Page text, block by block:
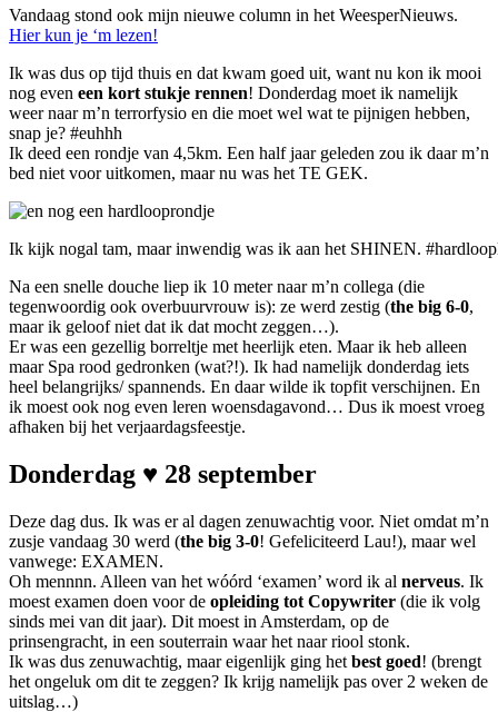
Vandaag stond ook mijn nieuwe column in het WeesperNieuws.
Hier kun je ‘m lezen!
Ik was dus op tijd thuis en dat kwam goed uit, want nu kon ik mooi
nog even een kort stukje rennen! Donderdag moet ik namelijk
weer naar m’n terrorfysio en die moet wel wat te pijnigen hebben,
snap je? #euhhh
Ik deed een rondje van 4,5km. Een half jaar geleden zou ik daar m’n
bed niet voor uitkomen, maar nu was het TE GEK.
Ik kijk nogal tam, maar inwendig was ik aan het SHINEN.
Na een snelle douche liep ik 10 meter naar m’n collega (die
tegenwoordig ook overbuurvrouw is): ze werd zestig (the big 6-0,
maar ik geloof niet dat ik dat mocht zeggen…).
Er was een gezellig borreltje met heerlijk eten. Maar ik heb alleen
maar Spa rood gedronken (wat?!). Ik had namelijk donderdag iets
heel belangrijks/ spannends. En daar wilde ik topfit verschijnen. En
ik moest ook nog even leren woensdagavond… Dus ik moest vroeg
afhaken bij het verjaardagsfeestje.
Donderdag ♥ 28 september
Deze dag dus. Ik was er al dagen zenuwachtig voor. Niet omdat m’n
zusje vandaag 30 werd (the big 3-0! Gefeliciteerd Lau!), maar wel
vanwege: EXAMEN.
Oh mennnn. Alleen van het wóórd ‘examen’ word ik al nerveus. Ik
moest examen doen voor de opleiding tot Copywriter (die ik volg
sinds mei van dit jaar). Dit moest in Amsterdam, op de
prinsengracht, in een souterrain waar het naar riool stonk.
Ik was dus zenuwachtig, maar eigenlijk ging het best goed! (brengt
het ongeluk om dit te zeggen? Ik krijg namelijk pas over 2 weken de
uitslag…)